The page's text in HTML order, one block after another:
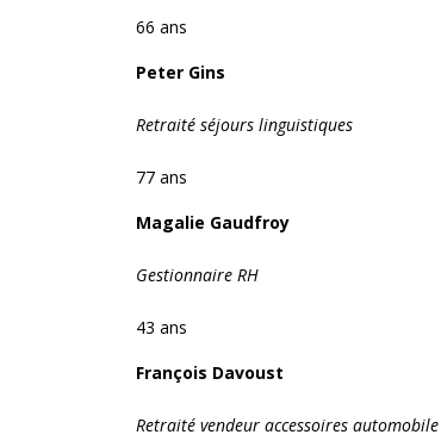
66 ans
Peter Gins
Retraité séjours linguistiques
77 ans
Magalie Gaudfroy
Gestionnaire RH
43 ans
François Davoust
Retraité vendeur accessoires automobile